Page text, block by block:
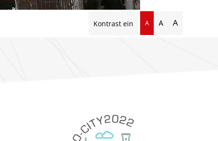
Kontrast ein A A A